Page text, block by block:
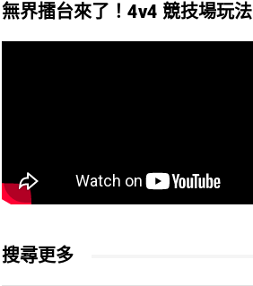
無界擂台來了！4v4 競技場玩法
搜尋更多